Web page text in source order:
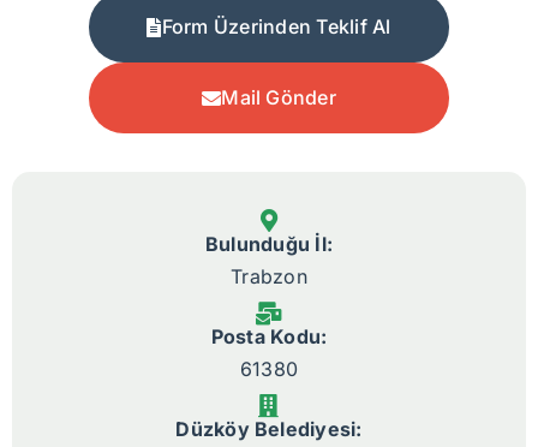
Form Üzerinden Teklif Al
Mail Gönder
Bulunduğu İl:
Trabzon
Posta Kodu:
61380
Düzköy Belediyesi: